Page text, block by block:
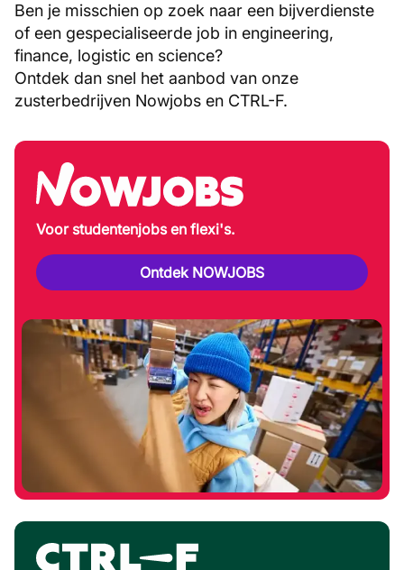
Ben je misschien op zoek naar een bijverdienste
of een gespecialiseerde job in engineering,
finance, logistic en science?
Ontdek dan snel het aanbod van onze
zusterbedrijven Nowjobs en CTRL-F.
Voor studentenjobs en flexi's.
Ontdek NOWJOBS